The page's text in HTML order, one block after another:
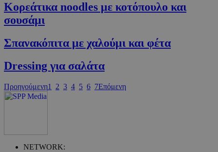
Κορεάτικα noodles με κοτόπουλο και
σουσάμι
Σπανακόπιτα με χαλούμι και φέτα
Dressing για σαλάτα
Προηγούμενη1 2 3 4 5 6 7Επόμενη
NETWORK: